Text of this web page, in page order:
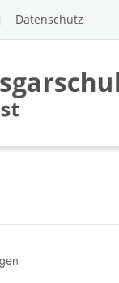
Datenschutz